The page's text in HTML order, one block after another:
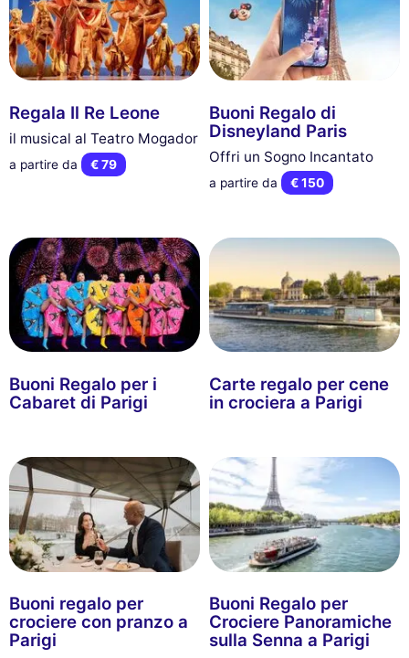
Regala Il Re Leone
il musical al Teatro Mogador
a partire da € 79
Buoni Regalo di
Disneyland Paris
Offri un Sogno Incantato
a partire da € 150
Buoni Regalo per i
Cabaret di Parigi
Carte regalo per cene
in crociera a Parigi
Buoni regalo per
crociere con pranzo a
Parigi
Buoni Regalo per
Crociere Panoramiche
sulla Senna a Parigi